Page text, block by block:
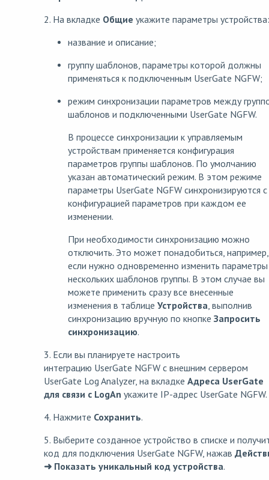
2. На вкладке Общие укажите параметры устройства:
название и описание;
группу шаблонов, параметры которой должны
применяться к подключенным UserGate NGFW;
режим синхронизации параметров между
шаблонов и подключенными UserGate NGFW.
В процессе синхронизации к управляемым
устройствам применяется конфигурация
параметров группы шаблонов. По умолчанию
указан автоматический режим. В этом режиме
параметры UserGate NGFW синхронизируются с
конфигурацией параметров при каждом ее
изменении.
При необходимости синхронизацию можно
отключить. Это может понадобиться, например,
если нужно одновременно изменить параметры
нескольких шаблонов группы. В этом случае вы
можете применить сразу все внесенные
изменения в таблице Устройства, выполнив
синхронизацию вручную по кнопке Запросить
синхронизацию.
3. Если вы планируете настроить
интеграцию UserGate NGFW с внешним сервером
UserGate Log Analyzer, на вкладке Адреса UserGate
для связи с LogAn укажите IP-адрес UserGate NGFW.
4. Нажмите Сохранить.
5. Выберите созданное устройство в списке и
код для подключения UserGate NGFW, нажав
➜ Показать уникальный код устройства.